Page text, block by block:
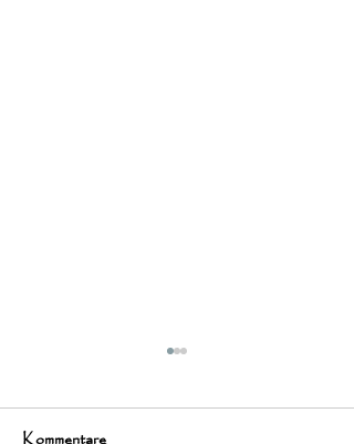
Kommentare